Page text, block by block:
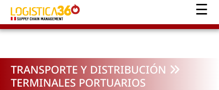
TRANSPORTE Y DISTRIBUCIÓN
TERMINALES PORTUARIOS